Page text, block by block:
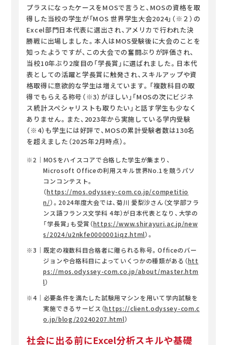
プラスになったケースをMOSで言うと、MOSの資格を取
得した当校の学生が「MOS 世界学生大会2024」（※２）の
Excel部門日本代表に選出され、アメリカで行われた決
勝戦に出場しました。本人はMOS受験後に大会のことを
知ったようですが、この大会での奮闘ぶりが評価され、
当校10年ぶり2度目の「学長賞」に選ばれました。日本代
表としての活躍と学長賞に触発され、スキルアップや資
格取得に意欲的な学生は増えています。「複数科目の取
得でもらえる称号（※3）がほしい」「MOSの次にビジネ
ス統計スペシャリストも取りたい」と話す学生も少なく
ありません。また、2023年から実施している学内受験
（※4）も学生には好評で、MOSの累計受験者数は130名
を超えました（2025年2月時点）。
※2｜MOSをハイスコアで合格した学生が集まり、
Microsoft Officeの利用スキル世界No.1を競うパソ
コンコンテスト。
（https://mos.odyssey-com.co.jp/competitio
n/）。2024年度大会では、菊川 愛梨沙さん（文学部フラ
ンス語フランス文学科 4年）が日本代表となり、大学の
「学長賞」も受賞（https://www.shirayuri.ac.jp/new
s/2024/u2nkfe0000001iqz.html）。
※3｜既定の複数科目合格者に贈られる称号。Officeのバー
ジョンや合格科目によっていくつかの種類がある（htt
ps://mos.odyssey-com.co.jp/about/master.htm
l）
※4｜必要条件を満たした試験用マシンを用いて学内試験を
実施できるサービス（https://client.odyssey-com.c
o.jp/blog/20240207.html）
社会に出る前にExcel分析スキルや基礎